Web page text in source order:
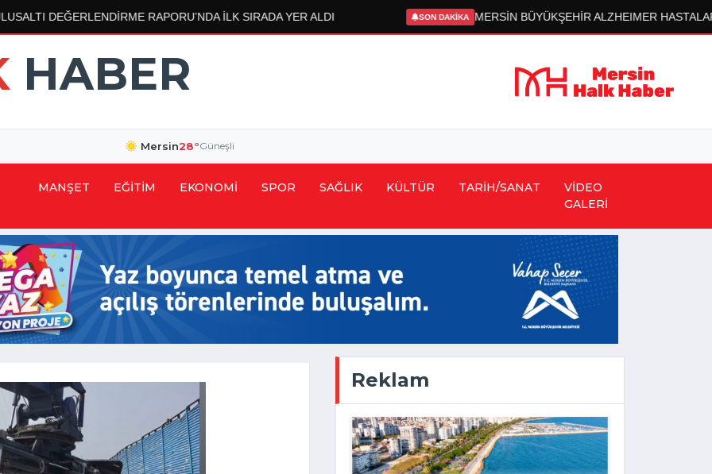
RAPORU’NDA İLK SIRADA YER ALDI SON DAKİKA MERSİN BÜYÜKŞEHİR ALZHEIMER HASTALARININ YAŞAMINA
HABER
Mersin28°Güneşli
MANŞET EĞİTİM EKONOMİ SPOR SAĞLIK KÜLTÜR TARİH/SANAT
VİDEO
GALERİ
Reklam